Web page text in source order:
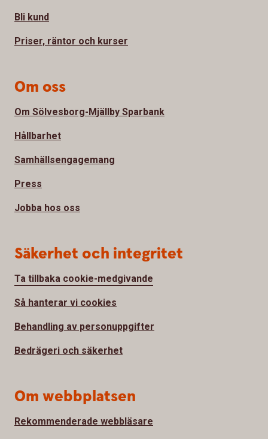
Bli kund
Priser, räntor och kurser
Om oss
Om Sölvesborg-Mjällby Sparbank
Hållbarhet
Samhällsengagemang
Press
Jobba hos oss
Säkerhet och integritet
Ta tillbaka cookie-medgivande
Så hanterar vi cookies
Behandling av personuppgifter
Bedrägeri och säkerhet
Om webbplatsen
Rekommenderade webbläsare